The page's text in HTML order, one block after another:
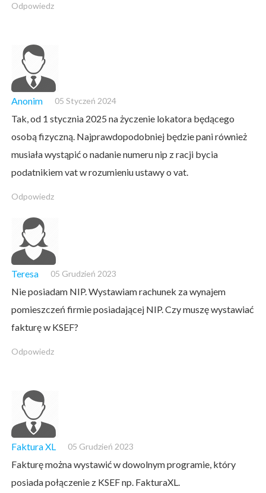
Odpowiedz
Anonim 05 Styczeń 2024
Tak, od 1 stycznia 2025 na życzenie lokatora będącego
osobą fizyczną. Najprawdopodobniej będzie pani również
musiała wystąpić o nadanie numeru nip z racji bycia
podatnikiem vat w rozumieniu ustawy o vat.
Odpowiedz
Teresa 05 Grudzień 2023
Nie posiadam NIP. Wystawiam rachunek za wynajem
pomieszczeń firmie posiadającej NIP. Czy muszę wystawiać
fakturę w KSEF?
Odpowiedz
Faktura XL 05 Grudzień 2023
Fakturę można wystawić w dowolnym programie, który
posiada połączenie z KSEF np. FakturaXL.